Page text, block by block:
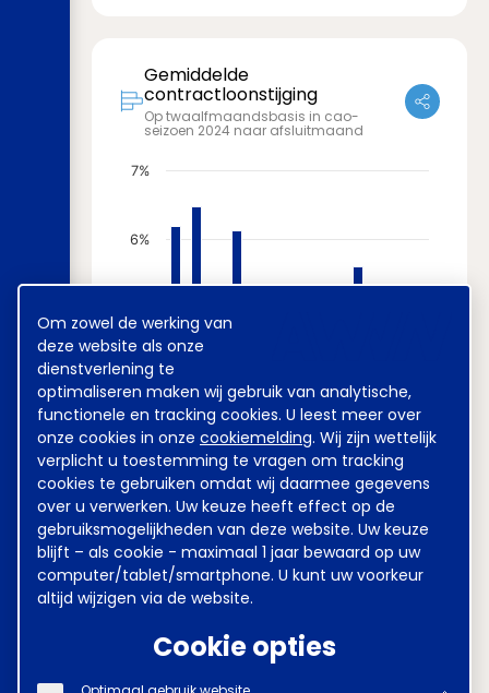
Cookie
melding
Om zowel de werking van
deze website als onze
dienstverlening te
optimaliseren maken wij gebruik van analytische,
functionele en tracking cookies. U leest meer over
onze cookies in onze cookiemelding. Wij zijn wettelijk
verplicht u toestemming te vragen om tracking
cookies te gebruiken omdat wij daarmee gegevens
over u verwerken. Uw keuze heeft effect op de
gebruiksmogelijkheden van deze website. Uw keuze
blijft – als cookie - maximaal 1 jaar bewaard op uw
computer/tablet/smartphone. U kunt uw voorkeur
altijd wijzigen via de website.
Cookie opties
Gemiddelde
contractloonstijging
Op twaalfmaandsbasis in cao-
seizoen 2024 naar afsluitmaand
2%
3%
4%
6%
7%